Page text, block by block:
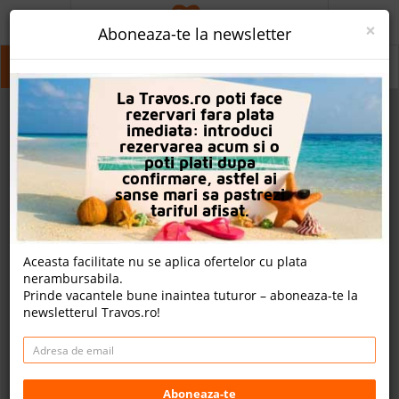
Halkidiki Halkidiki Halkidiki
PROMO
CAUTA REZERVARE
OFERTA PERSONALIZATA
DESPRE NOI
LOGIN
CAZARE
CHARTER AVION
CAZARE + AUTOCAR
CONTACT
×
Aboneaza-te la newsletter
La Travos.ro poti face
rezervari fara plata
imediata: introduci
rezervarea acum si o
poti plati dupa
confirmare, astfel ai
sanse mari sa pastrezi
tariful afisat.
Aceasta facilitate nu se aplica ofertelor cu plata
nerambursabila.
Prinde vacantele bune inaintea tuturor – aboneaza-te la
newsletterul Travos.ro!
Aboneaza-te